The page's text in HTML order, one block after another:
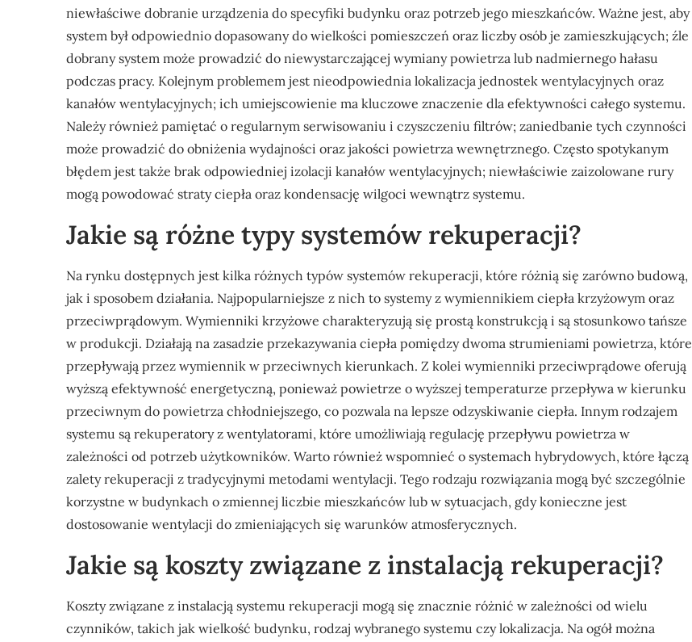
niewłaściwe dobranie urządzenia do specyfiki budynku oraz potrzeb jego mieszkańców. Ważne jest, aby
system był odpowiednio dopasowany do wielkości pomieszczeń oraz liczby osób je zamieszkujących; źle
dobrany system może prowadzić do niewystarczającej wymiany powietrza lub nadmiernego hałasu
podczas pracy. Kolejnym problemem jest nieodpowiednia lokalizacja jednostek wentylacyjnych oraz
kanałów wentylacyjnych; ich umiejscowienie ma kluczowe znaczenie dla efektywności całego systemu.
Należy również pamiętać o regularnym serwisowaniu i czyszczeniu filtrów; zaniedbanie tych czynności
może prowadzić do obniżenia wydajności oraz jakości powietrza wewnętrznego. Często spotykanym
błędem jest także brak odpowiedniej izolacji kanałów wentylacyjnych; niewłaściwie zaizolowane rury
mogą powodować straty ciepła oraz kondensację wilgoci wewnątrz systemu.
Jakie są różne typy systemów rekuperacji?
Na rynku dostępnych jest kilka różnych typów systemów rekuperacji, które różnią się zarówno budową,
jak i sposobem działania. Najpopularniejsze z nich to systemy z wymiennikiem ciepła krzyżowym oraz
przeciwprądowym. Wymienniki krzyżowe charakteryzują się prostą konstrukcją i są stosunkowo tańsze
w produkcji. Działają na zasadzie przekazywania ciepła pomiędzy dwoma strumieniami powietrza, które
przepływają przez wymiennik w przeciwnych kierunkach. Z kolei wymienniki przeciwprądowe oferują
wyższą efektywność energetyczną, ponieważ powietrze o wyższej temperaturze przepływa w kierunku
przeciwnym do powietrza chłodniejszego, co pozwala na lepsze odzyskiwanie ciepła. Innym rodzajem
systemu są rekuperatory z wentylatorami, które umożliwiają regulację przepływu powietrza w
zależności od potrzeb użytkowników. Warto również wspomnieć o systemach hybrydowych, które łączą
zalety rekuperacji z tradycyjnymi metodami wentylacji. Tego rodzaju rozwiązania mogą być szczególnie
korzystne w budynkach o zmiennej liczbie mieszkańców lub w sytuacjach, gdy konieczne jest
dostosowanie wentylacji do zmieniających się warunków atmosferycznych.
Jakie są koszty związane z instalacją rekuperacji?
Koszty związane z instalacją systemu rekuperacji mogą się znacznie różnić w zależności od wielu
czynników, takich jak wielkość budynku, rodzaj wybranego systemu czy lokalizacja. Na ogół można